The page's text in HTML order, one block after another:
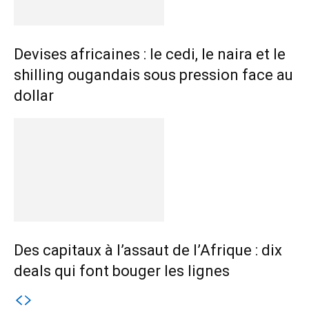
Devises africaines : le cedi, le naira et le
shilling ougandais sous pression face au
dollar
Des capitaux à l’assaut de l’Afrique : dix
deals qui font bouger les lignes